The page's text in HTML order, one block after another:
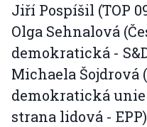
Jiří Pospíšil (TOP
Olga Sehnalová
demokratická -
Michaela Šojdrová
demokratická
strana lidová - EPP)